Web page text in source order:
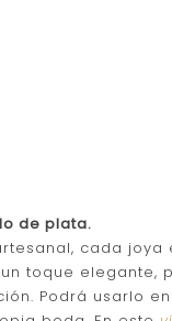
de plata.
cada joya
toque elegante,
Podrá usarlo